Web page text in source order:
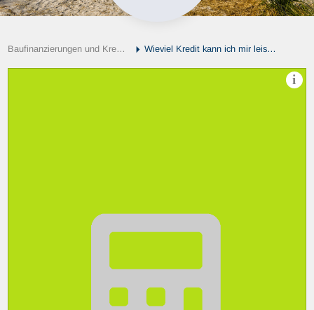
Baufinanzierungen und Kredite Wieviel Kredit kann ich mir leisten
i